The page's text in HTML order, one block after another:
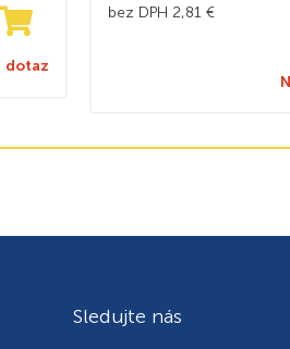
dotaz
bez DPH 2,81 €
Sledujte nás